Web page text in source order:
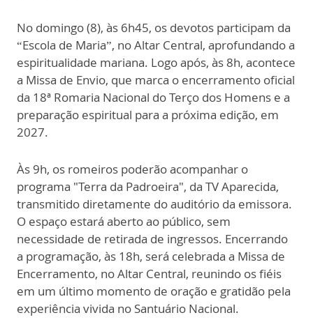
No domingo (8), às 6h45, os devotos participam da
“Escola de Maria”, no Altar Central, aprofundando a
espiritualidade mariana. Logo após, às 8h, acontece
a Missa de Envio, que marca o encerramento oficial
da 18ª Romaria Nacional do Terço dos Homens e a
preparação espiritual para a próxima edição, em
2027.
Às 9h, os romeiros poderão acompanhar o
programa "Terra da Padroeira", da TV Aparecida,
transmitido diretamente do auditório da emissora.
O espaço estará aberto ao público, sem
necessidade de retirada de ingressos. Encerrando
a programação, às 18h, será celebrada a Missa de
Encerramento, no Altar Central, reunindo os fiéis
em um último momento de oração e gratidão pela
experiência vivida no Santuário Nacional.